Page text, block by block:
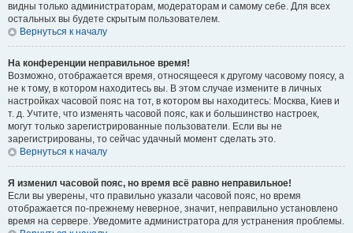
видны только администраторам, модераторам и самому себе. Для всех
остальных вы будете скрытым пользователем.
Вернуться к началу
На конференции неправильное время!
Возможно, отображается время, относящееся к другому часовому поясу, а
не к тому, в котором находитесь вы. В этом случае измените в личных
настройках часовой пояс на тот, в котором вы находитесь: Москва, Киев и
т. д. Учтите, что изменять часовой пояс, как и большинство настроек,
могут только зарегистрированные пользователи. Если вы не
зарегистрированы, то сейчас удачный момент сделать это.
Вернуться к началу
Я изменил часовой пояс, но время всё равно неправильное!
Если вы уверены, что правильно указали часовой пояс, но время
отображается по-прежнему неверное, значит, неправильно установлено
время на сервере. Уведомите администратора для устранения проблемы.